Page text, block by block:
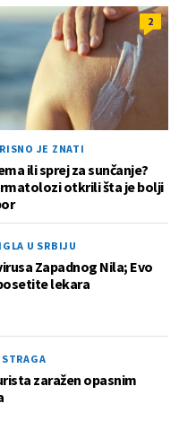
2
JE ZNATI
ili sprej za sunčanje?
otkrili šta je bolji
U SRBIJU
Zapadnog Nila; Evo
lekara
zaražen opasnim